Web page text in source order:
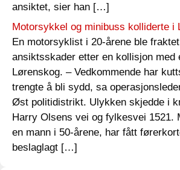
ansiktet, sier han […]
Motorsykkel og minibuss kolliderte i
En motorsyklist i 20-årene ble
ansiktsskader etter en kollisjon med
Lørenskog. – Vedkommende har
trengte å bli sydd, sa
Øst politidistrikt. Ulykken skjedde i
Harry Olsens vei og fylkesvei 1521.
en mann i 50-årene, har fått
beslaglagt […]